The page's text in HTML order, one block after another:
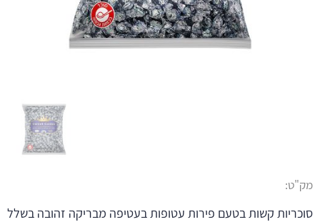
מק"ט:
סוכריות קשות בטעם פירות עטופות בעטיפה מבריקה זהובה בשלל